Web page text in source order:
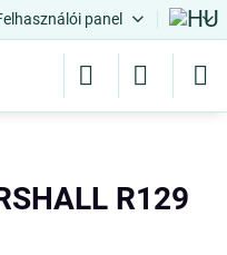
panel
R129